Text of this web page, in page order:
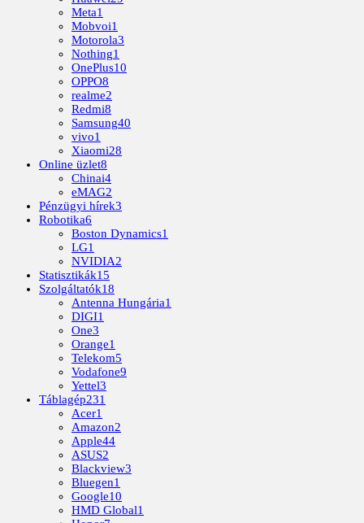
Meta1
Mobvoi1
Motorola3
Nothing1
OnePlus10
OPPO8
realme2
Redmi8
Samsung40
vivo1
Xiaomi28
Online üzlet8
Chinai4
eMAG2
Pénzügyi hírek3
Robotika6
Boston Dynamics1
LG1
NVIDIA2
Statisztikák15
Szolgáltatók18
Antenna Hungária1
DIGI1
One3
Orange1
Telekom5
Vodafone9
Yettel3
Táblagép231
Acer1
Amazon2
Apple44
ASUS2
Blackview3
Bluegen1
Google10
HMD Global1